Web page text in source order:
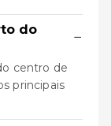
do
−
centro de
principais